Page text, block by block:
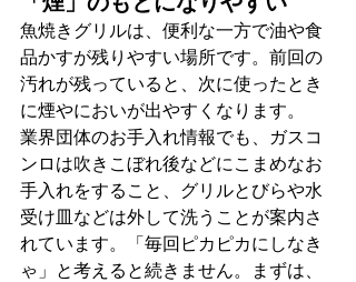
魚焼きグリルは、便利な一方で油や食
品かすが残りやすい場所です。前回の
汚れが残っていると、次に使ったとき
に煙やにおいが出やすくなります。
業界団体のお手入れ情報でも、ガスコ
ンロは吹きこぼれ後などにこまめなお
手入れをすること、グリルとびらや水
受け皿などは外して洗うことが案内さ
れています。「毎回ピカピカにしなき
ゃ」と考えると続きません。まずは、